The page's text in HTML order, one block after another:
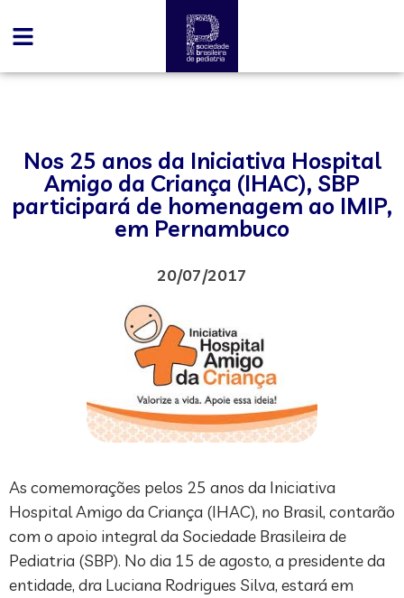
Nos 25 anos da Iniciativa Hospital
Amigo da Criança (IHAC), SBP
participará de homenagem ao IMIP,
em Pernambuco
20/07/2017
As comemorações pelos 25 anos da Iniciativa
Hospital Amigo da Criança (IHAC), no Brasil, contarão
com o apoio integral da Sociedade Brasileira de
Pediatria (SBP). No dia 15 de agosto, a presidente da
entidade, dra Luciana Rodrigues Silva, estará em